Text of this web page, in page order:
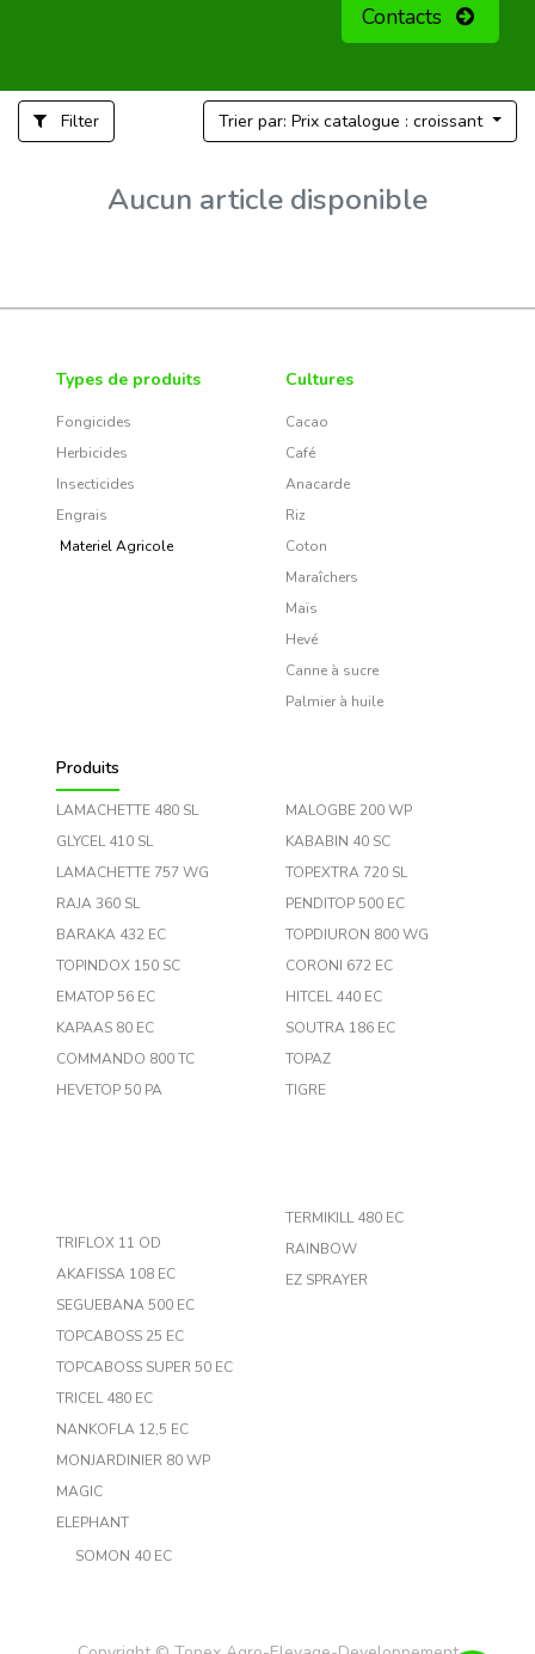
Contacts
Filter Trier par: Prix catalogue : croissant
Aucun article disponible
Types de produits
Fongicides
Herbicides
Insecticides
Engrais
Materiel Agricole
Cultures
Cacao
Café
Anacarde
Riz
Coton
Maraîchers
Maïs
Hevé
Canne à sucre
Palmier à huile
Produits
LAMACHETTE 480 SL
GLYCEL 410 SL
LAMACHETTE 757 WG
RAJA 360 SL
BARAKA 432 EC
TOPINDOX 150 SC
EMATOP 56 EC
KAPAAS 80 EC
COMMANDO 800 TC
HEVETOP 50 PA
MALOGBE 200 WP
KABABIN 40 SC
TOPEXTRA 720 SL
PENDITOP 500 EC
TOPDIURON 800 WG
CORONI 672 EC
HITCEL 440 EC
SOUTRA 186 EC
TOPAZ
TIGRE
TRIFLOX 11 OD
AKAFISSA 108 EC
SEGUEBANA 500 EC
TOPCABOSS 25 EC
TOPCABOSS SUPER 50 EC
TRICEL 480 EC
NANKOFLA 12,5 EC
MONJARDINIER 80 WP
MAGIC
ELEPHANT
SOMON 40 EC
TERMIKILL 480 EC
RAINBOW
EZ SPRAYER